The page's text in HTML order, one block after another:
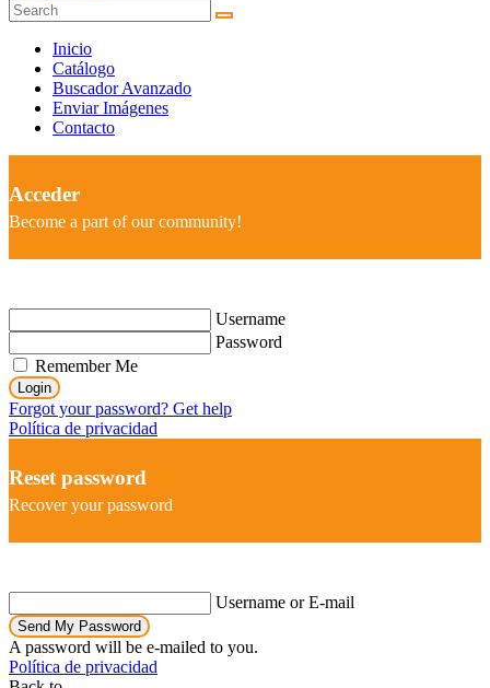
Inicio
Catálogo
Buscador Avanzado
Enviar Imágenes
Contacto
Acceder
Become a part of our community!
Username
Password
Remember Me
Login
Forgot your password? Get help
Política de privacidad
Reset password
Recover your password
Username or E-mail
Send My Password
A password will be e-mailed to you.
Política de privacidad